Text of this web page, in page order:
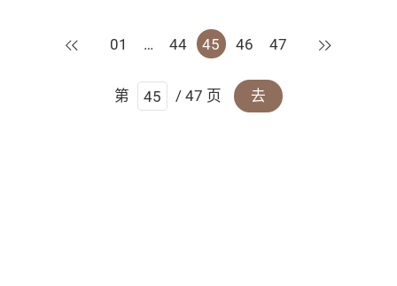
上一页
01 … 44 45 46 47 下一页
第 / 47 页 去